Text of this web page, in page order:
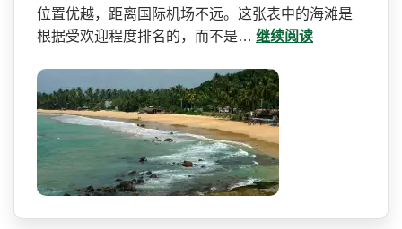
位置优­越，距离国际机场不远。这张表中的海滩是
根据受欢迎­程度排名的，而不是… 继续阅读